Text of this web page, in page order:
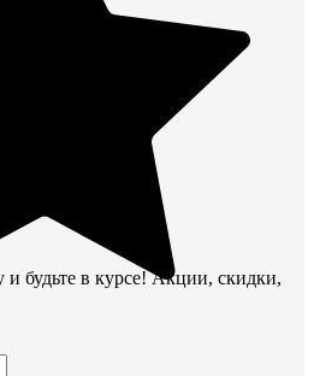
и будьте в курсе! Акции, скидки,